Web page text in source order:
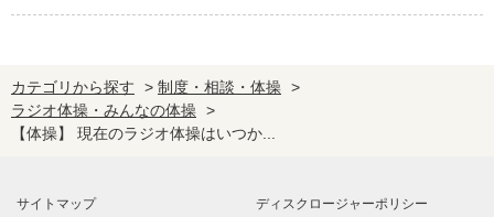
カテゴリから探す > 制度・相談・体操 >
ラジオ体操・みんなの体操 >
【体操】 現在のラジオ体操はいつか...
サイトマップ ディスクロージャーポリシー